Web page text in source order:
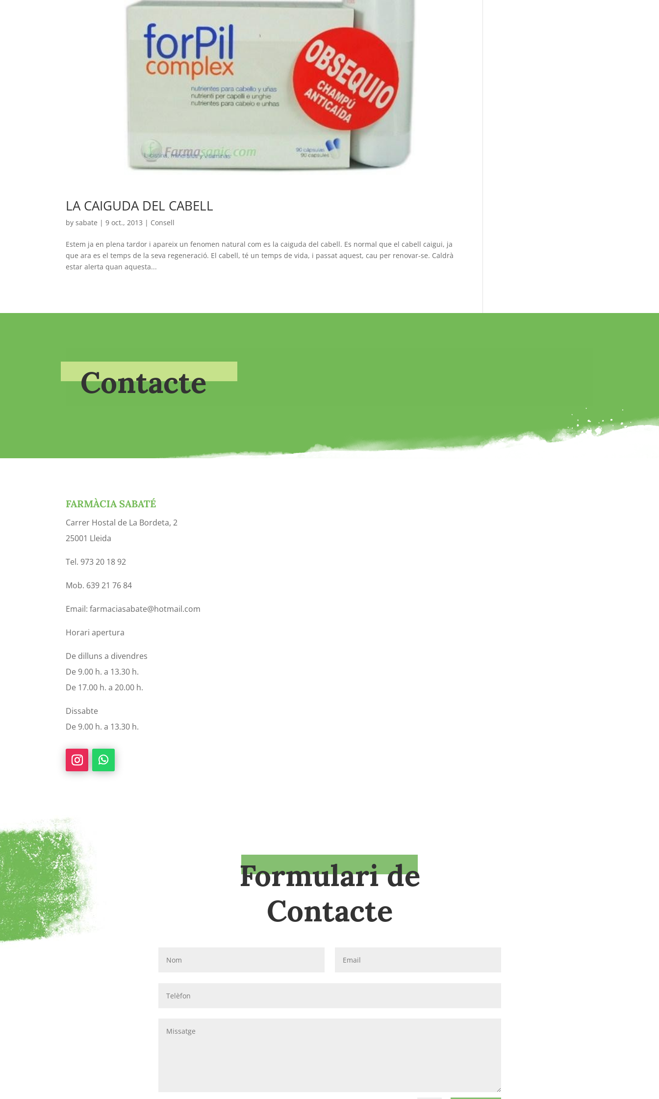
LA CAIGUDA DEL CABELL
bysabate |9 oct., 2013 | Consell
Estem ja en plena tardor i apareix un fenomen natural com es la caiguda del cabell. Es normal que el cabell caigui, ja
que ara es el temps de la seva regeneració. El cabell, té un temps de vida, i passat aquest, cau per renovar-se. Caldrà
estar alerta quan aquesta...
Contacte
FARMÀCIA SABATÉ
Carrer Hostal de La Bordeta, 2
25001 Lleida
Tel. 973 20 18 92
Mob. 639 21 76 84
Email: farmaciasabate@hotmail.com
Horari apertura
De dilluns a divendres
De 9.00 h. a 13.30 h.
De 17.00 h. a 20.00 h.
Dissabte
De 9.00 h. a 13.30 h.
Formulari de
Contacte